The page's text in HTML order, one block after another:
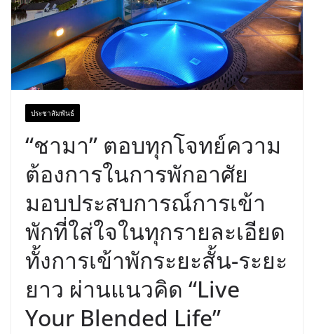
ประชาสัมพันธ์
“ชามา” ตอบทุกโจทย์ความ
ต้องการในการพักอาศัย
มอบประสบการณ์การเข้า
พักที่ใส่ใจในทุกรายละเอียด
ทั้งการเข้าพักระยะสั้น-ระยะ
ยาว ผ่านแนวคิด “Live
Your Blended Life”